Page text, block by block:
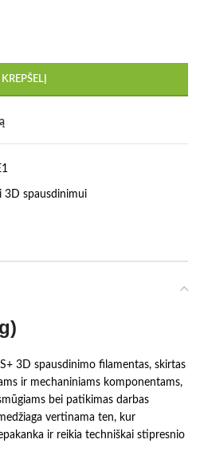
Į KREPŠELĮ
3D spausdinimui
3D spausdinimo filamentas, skirtas
ir mechaniniams komponentams,
bei patikimas darbas
vertinama ten, kur
ir reikia techniškai stipresnio